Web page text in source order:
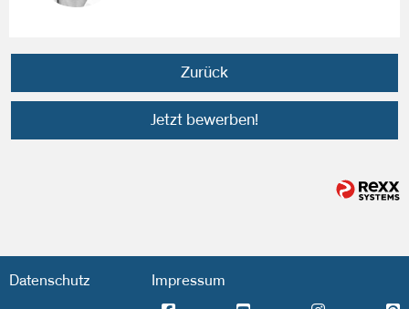
Zurück
Jetzt bewerben!
Datenschutz Impressum